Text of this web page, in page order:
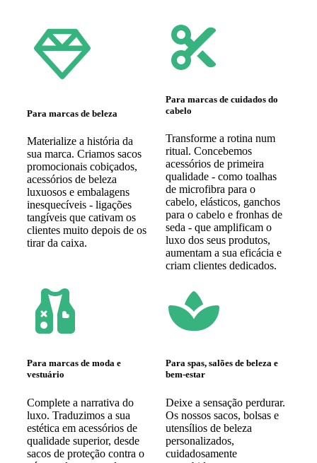
Para marcas de beleza
Materialize a história da
sua marca. Criamos sacos
promocionais cobiçados,
acessórios de beleza
luxuosos e embalagens
inesquecíveis - ligações
tangíveis que cativam os
clientes muito depois de os
tirar da caixa.
Para marcas de cuidados do
cabelo
Transforme a rotina num
ritual. Concebemos
acessórios de primeira
qualidade - como toalhas
de microfibra para o
cabelo, elásticos, ganchos
para o cabelo e fronhas de
seda - que amplificam o
luxo dos seus produtos,
aumentam a sua eficácia e
criam clientes dedicados.
Para marcas de moda e
vestuário
Complete a narrativa do
luxo. Traduzimos a sua
estética em acessórios de
qualidade superior, desde
sacos de proteção contra o
Para spas, salões de beleza e
bem-estar
Deixe a sensação perdurar.
Os nossos sacos, bolsas e
utensílios de beleza
personalizados,
cuidadosamente